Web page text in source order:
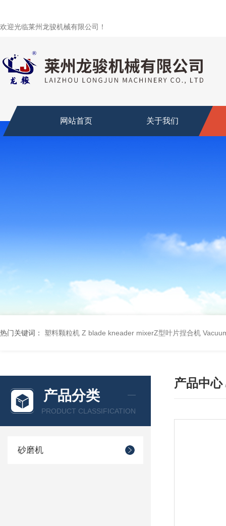
欢迎光临莱州龙骏机械有限公司！
网站首页 关于我们
热门关键词： 塑料颗粒机 Z blade kneader mixerZ型叶片捏合机
产品分类
PRODUCT CLASSIFICATION
砂磨机
产品中心